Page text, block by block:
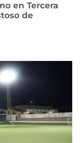
en Tercera
de